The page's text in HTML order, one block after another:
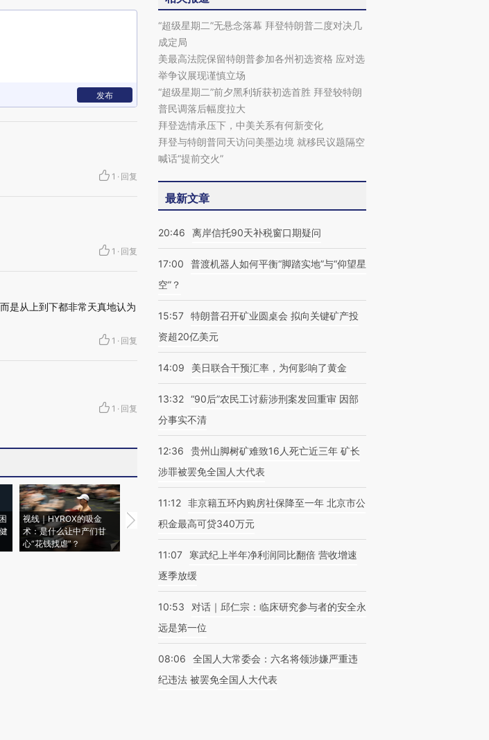
发布
1 · 回复
1 · 回复
是从上到下都非常天真地认为
1 · 回复
1 · 回复
视线｜HYROX的吸金
术：是什么让中产们甘
心“花钱找虐”？
马航飞行员跨国走私7万
粒摇头丸 尿检体内含3种
视线｜被称为“蟑螂”的印
度Z世代 用街头抗争将教
“超级星期二”无悬念落幕 拜登特朗普二度对决几
成定局
美最高法院保留特朗普参加各州初选资格 应对选
举争议展现谨慎立场
“超级星期二”前夕黑利斩获初选首胜 拜登较特朗
普民调落后幅度拉大
拜登选情承压下，中美关系有何新变化
拜登与特朗普同天访问美墨边境 就移民议题隔空
喊话“提前交火”
最新文章
20:46 离岸信托90天补税窗口期疑问
17:00
普渡机器人如何平衡“脚踏实地”与“仰望星
空”？
15:57 特朗普召开矿业圆桌会 拟向关键矿产投
资超20亿美元
14:09 美日联合干预汇率，为何影响了黄金
13:32 “90后”农民工讨薪涉刑案发回重审 因部
分事实不清
12:36
贵州山脚树矿难致16人死亡近三年 矿长
涉罪被罢免全国人大代表
11:12 非京籍五环内购房社保降至一年 北京市公
积金最高可贷340万元
11:07
寒武纪上半年净利润同比翻倍 营收增速
逐季放缓
10:53
对话｜邱仁宗：临床研究参与者的安全永
远是第一位
08:06
全国人大常委会：六名将领涉嫌严重违
纪违法 被罢免全国人大代表